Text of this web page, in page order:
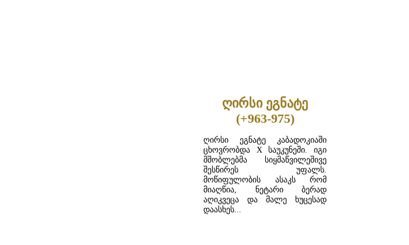
ღირსი ეგნატე
(+963-975)
ღირსი ეგნატე კაბადოკიაში
ცხოვრობდა X საუკუნეში. იგი
მშობლებმა სიყმაწვილეშივე
შესწირეს უფალს.
მოწიფულობის ასაკს რომ
მიაღწია, ნეტარი ბერად
აღიკვეცა და მალე ხუცესად
დაასხეს...